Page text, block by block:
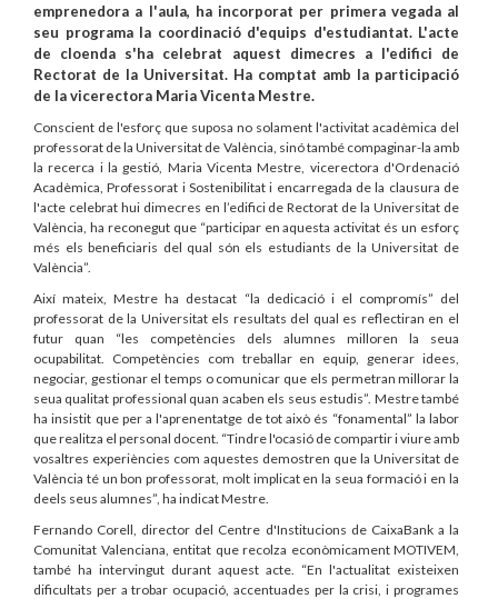
emprenedora a l'aula, ha incorporat per primera vegada al
seu programa la coordinació d'equips d'estudiantat. L'acte
de cloenda s'ha celebrat aquest dimecres a l'edifici de
Rectorat de la Universitat. Ha comptat amb la participació
de la vicerectora Maria Vicenta Mestre.
Conscient de l'esforç que suposa no solament l'activitat acadèmica del
professorat de la Universitat de València, sinó també compaginar-la amb
la recerca i la gestió, Maria Vicenta Mestre, vicerectora d'Ordenació
Acadèmica, Professorat i Sostenibilitat i encarregada de la clausura de
l'acte celebrat hui dimecres en l’edifici de Rectorat de la Universitat de
València, ha reconegut que “participar en aquesta activitat és un esforç
més els beneficiaris del qual són els estudiants de la Universitat de
València”.
Així mateix, Mestre ha destacat “la dedicació i el compromís” del
professorat de la Universitat els resultats del qual es reflectiran en el
futur quan “les competències dels alumnes milloren la seua
ocupabilitat. Competències com treballar en equip, generar idees,
negociar, gestionar el temps o comunicar que els permetran millorar la
seua qualitat professional quan acaben els seus estudis”. Mestre també
ha insistit que per a l'aprenentatge de tot això és “fonamental” la labor
que realitza el personal docent. “Tindre l'ocasió de compartir i viure amb
vosaltres experiències com aquestes demostren que la Universitat de
València té un bon professorat, molt implicat en la seua formació i en la
deels seus alumnes”, ha indicat Mestre.
Fernando Corell, director del Centre d'Institucions de CaixaBank a la
Comunitat Valenciana, entitat que recolza econòmicament MOTIVEM,
també ha intervingut durant aquest acte. “En l'actualitat existeixen
dificultats per a trobar ocupació, accentuades per la crisi, i programes